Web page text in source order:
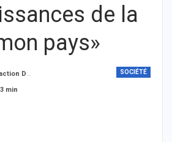
de la
pays»
SOCIÉTÉ
min